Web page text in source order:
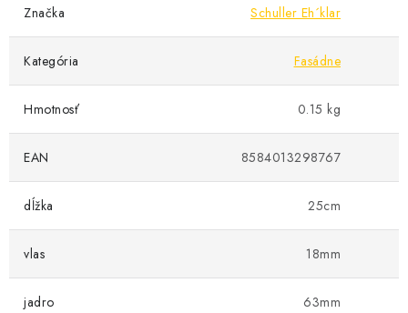
Značka Schuller Eh´klar
Kategória Fasádne
Hmotnosť 0.15 kg
EAN 8584013298767
dĺžka 25cm
vlas 18mm
jadro 63mm